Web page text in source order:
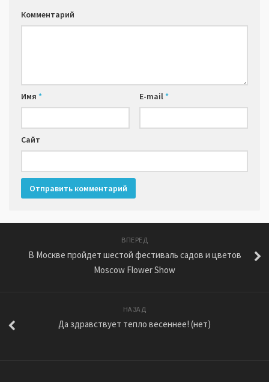
Комментарий
Имя * E-mail*
Сайт
ВПЕРЕД
В Москве пройдет шестой фестиваль садов и цветов
Moscow Flower Show
НАЗАД
Да здравствует тепло весеннее! (нет)